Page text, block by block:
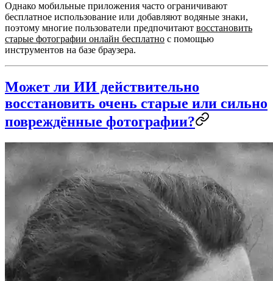
Однако мобильные приложения часто ограничивают
бесплатное использование или добавляют водяные знаки,
поэтому многие пользователи предпочитают восстановить
старые фотографии онлайн бесплатно с помощью
инструментов на базе браузера.
Может ли ИИ действительно
восстановить очень старые или сильно
повреждённые фотографии?